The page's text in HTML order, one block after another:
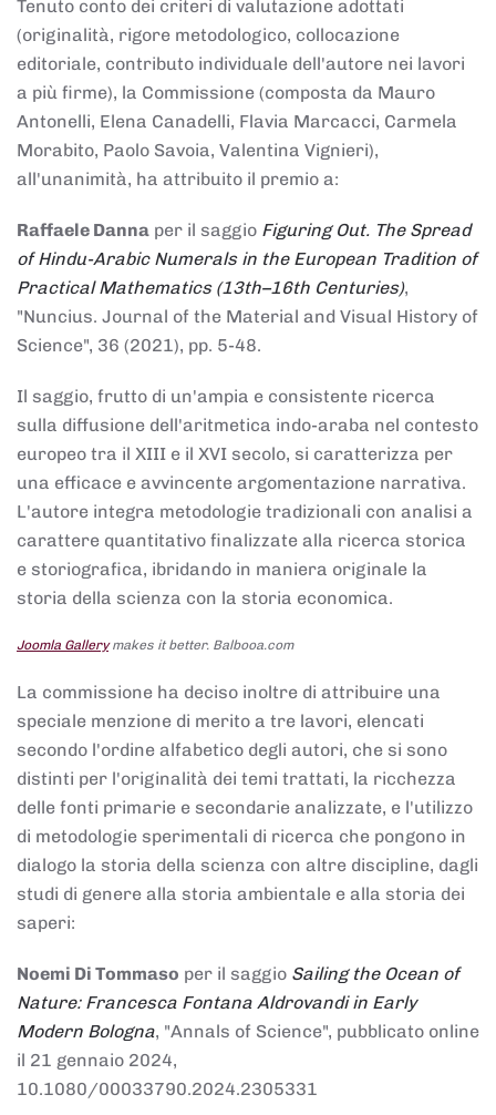
Tenuto conto dei criteri di valutazione adottati
(originalità, rigore metodologico, collocazione
editoriale, contributo individuale dell'autore nei lavori
a più firme), la Commissione (composta da Mauro
Antonelli, Elena Canadelli, Flavia Marcacci, Carmela
Morabito, Paolo Savoia, Valentina Vignieri),
all'unanimità, ha attribuito il premio a:
Raffaele Danna per il saggio Figuring Out. The Spread
of Hindu-Arabic Numerals in the European Tradition of
Practical Mathematics (13th–16th Centuries),
"Nuncius. Journal of the Material and Visual History of
Science", 36 (2021), pp. 5-48.
Il saggio, frutto di un'ampia e consistente ricerca
sulla diffusione dell'aritmetica indo-araba nel contesto
europeo tra il XIII e il XVI secolo, si caratterizza per
una efficace e avvincente argomentazione narrativa.
L'autore integra metodologie tradizionali con analisi a
carattere quantitativo finalizzate alla ricerca storica
e storiografica, ibridando in maniera originale la
storia della scienza con la storia economica.
Joomla Gallerymakes it better. Balbooa.com
La commissione ha deciso inoltre di attribuire una
speciale menzione di merito a tre lavori, elencati
secondo l'ordine alfabetico degli autori, che si sono
distinti per l'originalità dei temi trattati, la ricchezza
delle fonti primarie e secondarie analizzate, e l'utilizzo
di metodologie sperimentali di ricerca che pongono in
dialogo la storia della scienza con altre discipline, dagli
studi di genere alla storia ambientale e alla storia dei
saperi:
Noemi Di Tommaso per il saggio Sailing the Ocean of
Nature: Francesca Fontana Aldrovandi in Early
Modern Bologna, "Annals of Science", pubblicato online
il 21 gennaio 2024,
10.1080/00033790.2024.2305331